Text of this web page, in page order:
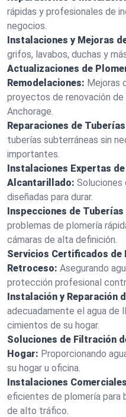
rápidas y profesionales de
negocios.
Instalaciones y Mejoras
grifos, lavabos, duchas y
Actualizaciones de
Remodelaciones: Mejoras
proyectos de renovación de
Anchorage.
Reparaciones de
tuberías subterráneas sin
importantes.
Instalaciones Expertas
Alcantarillado: Soluciones
diseñadas para durar.
Inspecciones de Tuberías
problemas de plomería
cámaras de alta definición.
Servicios Certificados de
Retroceso: Asegurando
protección profesional
Instalación y Reparación
adecuadamente el agua de
cimientos de su hogar.
Soluciones de Filtración
Hogar: Proporcionando
su hogar u oficina.
Instalaciones
eficientes de plomería para
de alto tráfico.